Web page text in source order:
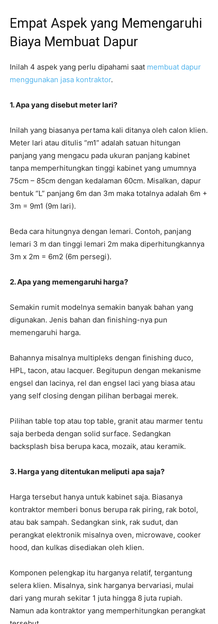
Empat Aspek yang Memengaruhi
Biaya Membuat Dapur
Inilah 4 aspek yang perlu dipahami saat membuat dapur
menggunakan jasa kontraktor.
1. Apa yang disebut meter lari?
Inilah yang biasanya pertama kali ditanya oleh calon klien.
Meter lari atau ditulis “m1” adalah satuan hitungan
panjang yang mengacu pada ukuran panjang kabinet
tanpa memperhitungkan tinggi kabinet yang umumnya
75cm – 85cm dengan kedalaman 60cm. Misalkan, dapur
bentuk “L” panjang 6m dan 3m maka totalnya adalah 6m +
3m = 9m1 (9m lari).
Beda cara hitungnya dengan lemari. Contoh, panjang
lemari 3 m dan tinggi lemari 2m maka diperhitungkannya
3m x 2m = 6m2 (6m persegi).
2. Apa yang memengaruhi harga?
Semakin rumit modelnya semakin banyak bahan yang
digunakan. Jenis bahan dan finishing-nya pun
memengaruhi harga.
Bahannya misalnya multipleks dengan finishing duco,
HPL, tacon, atau lacquer. Begitupun dengan mekanisme
engsel dan lacinya, rel dan engsel laci yang biasa atau
yang self closing dengan pilihan berbagai merek.
Pilihan table top atau top table, granit atau marmer tentu
saja berbeda dengan solid surface. Sedangkan
backsplash bisa berupa kaca, mozaik, atau keramik.
3. Harga yang ditentukan meliputi apa saja?
Harga tersebut hanya untuk kabinet saja. Biasanya
kontraktor memberi bonus berupa rak piring, rak botol,
atau bak sampah. Sedangkan sink, rak sudut, dan
perangkat elektronik misalnya oven, microwave, cooker
hood, dan kulkas disediakan oleh klien.
Komponen pelengkap itu harganya relatif, tergantung
selera klien. Misalnya, sink harganya bervariasi, mulai
dari yang murah sekitar 1 juta hingga 8 juta rupiah.
Namun ada kontraktor yang memperhitungkan perangkat